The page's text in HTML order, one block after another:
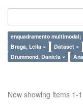
enquadramento multimodal;
Braga, Leila ×
Dataset ×
Drummond, Daniela ×
Now showing items 1-